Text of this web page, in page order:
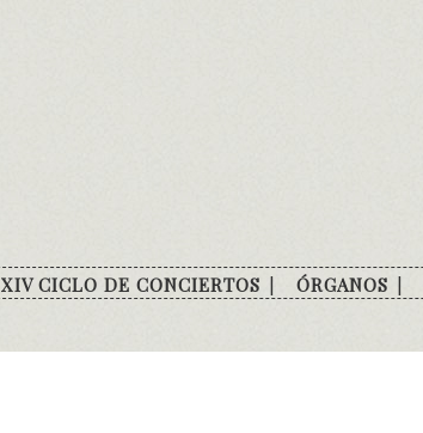
XIV CICLO DE CONCIERTOS ÓRGANOS